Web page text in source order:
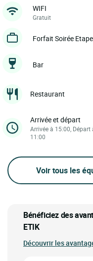
WIFI
Gratuit
Forfait Soirée Etape
Bar
Restaurant
Arrivée et départ
Arrivée à 15:00, Départ
11:00
Voir tous les
Bénéficiez des
ETIK
Découvrir les